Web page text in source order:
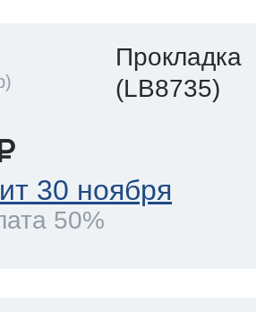
Прокладка
(LB8735)
30 ноября
50%